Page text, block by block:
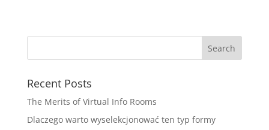
Recent Posts
The Merits of Virtual Info Rooms
Dlaczego warto wyselekcjonować ten typ formy